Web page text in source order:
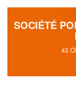
SOCIÉTÉ
43